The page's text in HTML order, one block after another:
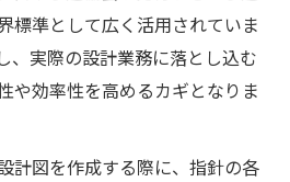
標準として広く活用されていま
、実際の設計業務に落とし込む
や効率性を高めるカギとなりま
計図を作成する際に、指針の各